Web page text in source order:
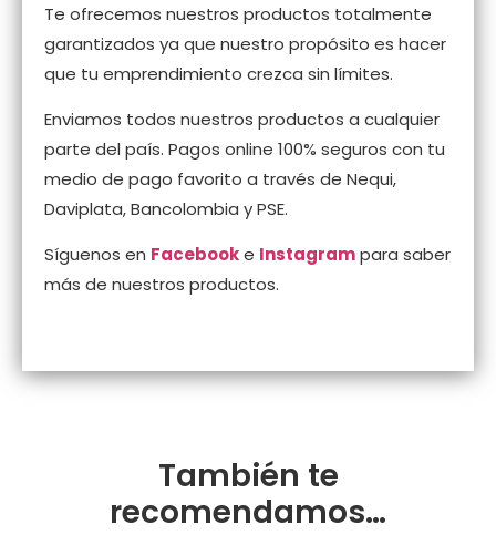
Te ofrecemos nuestros productos totalmente
garantizados ya que nuestro propósito es hacer
que tu emprendimiento crezca sin límites.
Enviamos todos nuestros productos a cualquier
parte del país. Pagos online 100% seguros con tu
medio de pago favorito a través de Nequi,
Daviplata, Bancolombia y PSE.
Síguenos en Facebooke Instagrampara saber
más de nuestros productos.
También te
recomendamos…